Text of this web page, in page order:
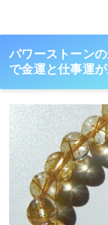
パワーストーン
で金運と仕事運が